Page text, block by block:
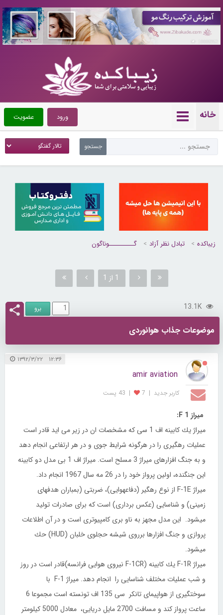
خانه عضویت ورود
زیباکده تبادل نظر آزاد گــــــــــوناگون
1 از 1
13.1K
موضوعات جذاب هوانوردی
۱۲:۳۶ ۱۳۹۲/۳/۲۲
amir aviation
کاربر جديد |
7
| 43 پست
میراز F 1:
میراژ یك كابینه اف 1 سی كه مشخصات ان در زیر می اید قادر است
عملیات رهگیری را در هرگونه شرایط جوی و در هر ارتفاعی انجام دهد
و به جنگ افزارهای میراژ 3 مسلح است. میراژ اف 1 بی مدل دو كابینه
این جنگنده، اولین پرواز خود را در 26 مه سال 1967 انجام داد.
میراژ F-1E از نوع رهگیر (دفاع
هوایی)، ضربتی (بمباران هدفهای
زمینی) و شناسایی (عكس برداری) است كه برای صادرات تولید
میشود. این مدل مجهز به ناو بری كامپیوتری است و در آن اطلاعات
پروازی و جنگ افزارها برروی شیشه حجلوی خلبان (HUD) حك
میشود.
میراژ F-1R یك كابینه (F-1CR نیروی هوایی فرانسه)قادر است در روز
و شب عملیات مختلف شناسایی را انجام دهد. میراژ F-1 با
سوختگیری از هواپیمای تانكر سی 135 اف تونسته است مجموعا 6
ساعت پرواز كند و مسافت 2700 مایل دریایی، معادل 5000 كیلومتر